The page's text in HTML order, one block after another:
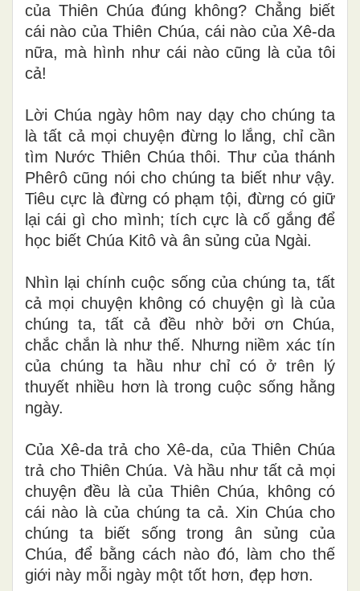
của Thiên Chúa đúng không? Chẳng biết
cái nào của Thiên Chúa, cái nào của Xê-da
nữa, mà hình như cái nào cũng là của tôi
cả!
Lời Chúa ngày hôm nay dạy cho chúng ta
là tất cả mọi chuyện đừng lo lắng, chỉ cần
tìm Nước Thiên Chúa thôi. Thư của thánh
Phêrô cũng nói cho chúng ta biết như vậy.
Tiêu cực là đừng có phạm tội, đừng có giữ
lại cái gì cho mình; tích cực là cố gắng để
học biết Chúa Kitô và ân sủng của Ngài.
Nhìn lại chính cuộc sống của chúng ta, tất
cả mọi chuyện không có chuyện gì là của
chúng ta, tất cả đều nhờ bởi ơn Chúa,
chắc chắn là như thế. Nhưng niềm xác tín
của chúng ta hầu như chỉ có ở trên lý
thuyết nhiều hơn là trong cuộc sống hằng
ngày.
Của Xê-da trả cho Xê-da, của Thiên Chúa
trả cho Thiên Chúa. Và hầu như tất cả mọi
chuyện đều là của Thiên Chúa, không có
cái nào là của chúng ta cả. Xin Chúa cho
chúng ta biết sống trong ân sủng của
Chúa, để bằng cách nào đó, làm cho thế
giới này mỗi ngày một tốt hơn, đẹp hơn.